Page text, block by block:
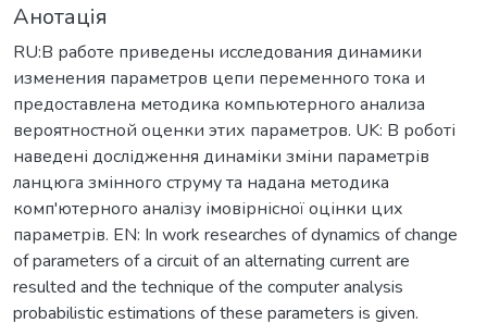
Анотація
RU:В работе приведены исследования динамики
изменения параметров цепи переменного тока и
предоставлена методика компьютерного анализа
вероятностной оценки этих параметров. UK: В роботі
наведені дослідження динаміки зміни параметрів
ланцюга змінного струму та надана методика
комп'ютерного аналізу імовірнісної оцінки цих
параметрів. EN: In work researches of dynamics of change
of parameters of a circuit of an alternating current are
resulted and the technique of the computer analysis
probabilistic estimations of these parameters is given.